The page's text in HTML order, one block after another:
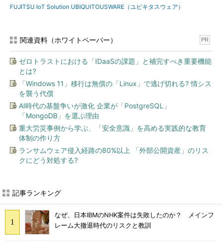
FUJITSU IoT Solution UBIQUITOUSWARE（ユビキタスウェア）
関連資料（ホワイトペーパー） PR
ゼロトラストにおける「IDaaSの課題」と補完すべき重要機能
とは?
「Windows 11」移行は無償の「Linux」で逃げ切れる? 情シス
を襲う代償
AI時代の基盤争いが激化 企業が「PostgreSQL」
「MongoDB」を選ぶ理由
重大労災事例から学ぶ、「安全意識」を高める実践的な教育
体制の作り方
ランサムウェア侵入経路の80%以上 「外部公開資産」のリス
クにどう対処する?
記事ランキング
なぜ、日本IBMのNHK案件は失敗したのか？ メインフ
レーム大撤退時代のリスクと教訓